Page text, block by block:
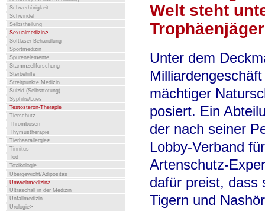
Schwerhörigkeit
Schwindel
Selbstheilung
Sexualmedizin>
Softlaser-Behandlung
Sportmedizin
Spurenelemente
Stammzellforschung
Sterbehilfe
Streitpunkte Medizin
Suizid (Selbsttötung)
Syphilis/Lues
Testosteron-Therapie
Tierschutz
Thrombosen
Thymustherapie
Tierhaarallergie>
Tinnitus
Tod
Toxikologie
Übergewicht/Adipositas
Umweltmedizin>
Ultraschall in der Medizin
Unfallmedizin
Urologie>
Welt steht
Unter dem
mächtiger
posiert. Ein
der nach seiner
Lobby-Verband
Artenschutz-
dafür preist, dass
Tigern und